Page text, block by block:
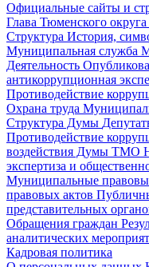
Официальные сайты и
Глава Тюменского округа
Структура История,
Муниципальная служба
Деятельность
антикоррупционная
Противодействие
Охрана труда
Структура Думы
Противодействие
воздействия Думы ТМО
экспертиза и
Муниципальные
правовых актов
представительных
Обращения граждан
аналитических
Кадровая политика